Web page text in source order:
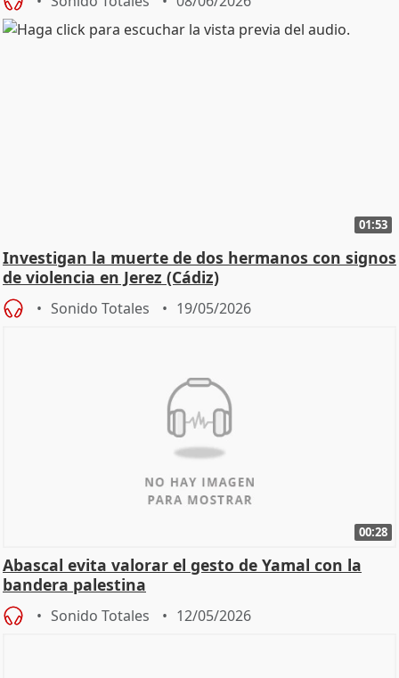
01:53
Investigan la muerte de dos hermanos con signos
de violencia en Jerez (Cádiz)
Sonido Totales 19/05/2026
00:28
Abascal evita valorar el gesto de Yamal con la
bandera palestina
Sonido Totales 12/05/2026